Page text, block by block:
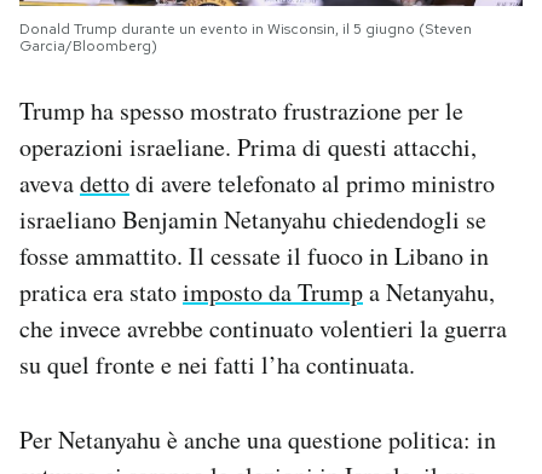
Donald Trump durante un evento in Wisconsin, il 5 giugno (Steven
Garcia/Bloomberg)
Trump ha spesso mostrato frustrazione per le
operazioni israeliane. Prima di questi attacchi,
avevadettodi avere telefonato al primo ministro
israeliano Benjamin Netanyahu chiedendogli se
fosse ammattito. Il cessate il fuoco in Libano in
pratica era statoimposto da Trumpa Netanyahu,
che invece avrebbe continuato volentieri la guerra
su quel fronte e nei fatti l’ha continuata.
Per Netanyahu è anche una questione politica: in